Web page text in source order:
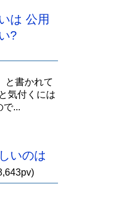
は 公用
?
と書かれて
気付くには
...
いのは